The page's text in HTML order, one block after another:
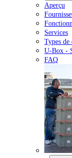
Aperçu
Services
Types de
U-Box -
FAQ